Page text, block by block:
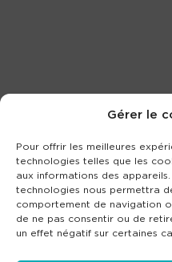
Gérer le
Pour offrir les meilleures
technologies telles que les
aux informations des
technologies nous permettra
comportement de navigation
de ne pas consentir ou de
un effet négatif sur certaines